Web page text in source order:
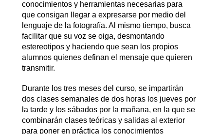
conocimientos y herramientas necesarias para
que consigan llegar a expresarse por medio del
lenguaje de la fotografía. Al mismo tiempo, busca
facilitar que su voz se oiga, desmontando
estereotipos y haciendo que sean los propios
alumnos quienes definan el mensaje que quieren
transmitir.
Durante los tres meses del curso, se impartirán
dos clases semanales de dos horas los jueves por
la tarde y los sábados por la mañana, en la que se
combinarán clases teóricas y salidas al exterior
para poner en práctica los conocimientos